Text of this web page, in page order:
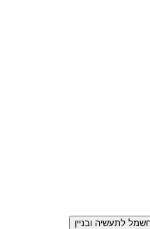
לתעשיה ובניין